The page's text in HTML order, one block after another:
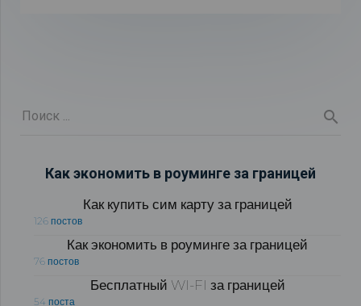
Как экономить в роуминге за границей
Как купить сим карту за границей
126 постов
Как экономить в роуминге за границей
76 постов
Бесплатный WI-FI за границей
54 поста